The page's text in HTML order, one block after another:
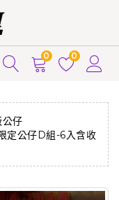
0 0
公仔
定公仔D組-6入含收